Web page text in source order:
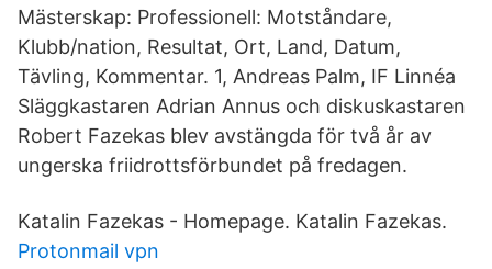
Mästerskap: Professionell: Motståndare,
Klubb/nation, Resultat, Ort, Land, Datum,
Tävling, Kommentar. 1, Andreas Palm, IF Linnéa
Släggkastaren Adrian Annus och diskuskastaren
Robert Fazekas blev avstängda för två år av
ungerska friidrottsförbundet på fredagen.
Katalin Fazekas - Homepage. Katalin Fazekas.
Protonmail vpn